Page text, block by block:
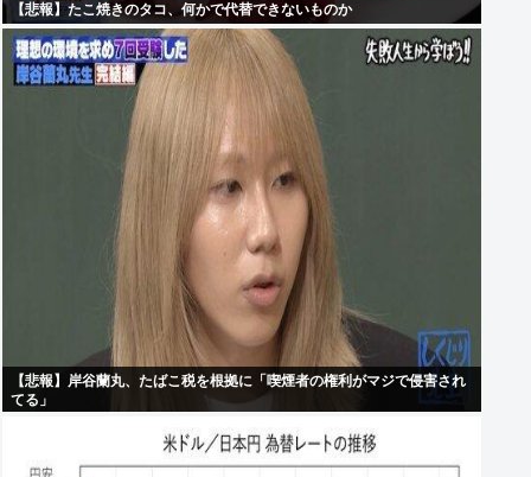
【悲報】たこ焼きのタコ、何かで代替できないものか
【悲報】岸谷蘭丸、たばこ税を根拠に「喫煙者の権利がマジで侵害され
てる」